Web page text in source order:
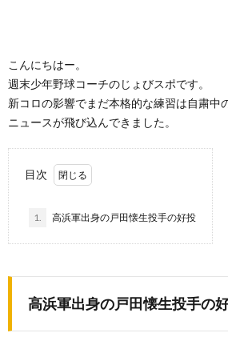
こんにちはー。
週末少年野球コーチのじょびスポです。
新コロの影響でまだ本格的な練習は自粛中
ニュースが飛び込んできました。
目次
1. 高浜軍出身の戸田懐生投手の好投
高浜軍出身の戸田懐生投手の